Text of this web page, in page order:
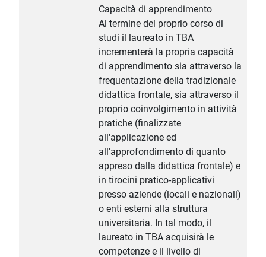
Capacità di apprendimento
Al termine del proprio corso di
studi il laureato in TBA
incrementerà la propria capacità
di apprendimento sia attraverso la
frequentazione della tradizionale
didattica frontale, sia attraverso il
proprio coinvolgimento in attività
pratiche (finalizzate
all'applicazione ed
all'approfondimento di quanto
appreso dalla didattica frontale) e
in tirocini pratico-applicativi
presso aziende (locali e nazionali)
o enti esterni alla struttura
universitaria. In tal modo, il
laureato in TBA acquisirà le
competenze e il livello di